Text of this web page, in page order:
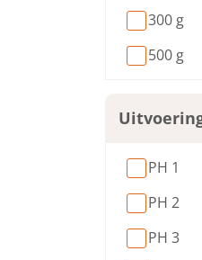
300 g
500 g
PH 1
PH 2
PH 3